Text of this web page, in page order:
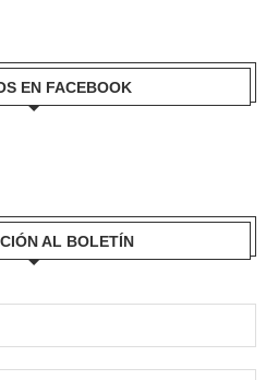
EN FACEBOOK
AL BOLETÍN